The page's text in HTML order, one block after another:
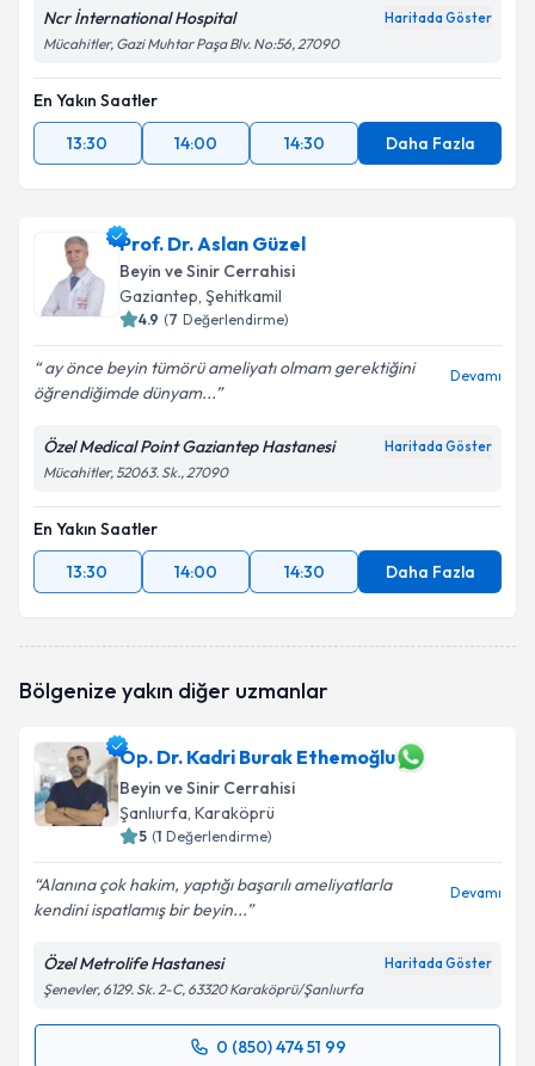
Ncr İnternational Hospital Haritada Göster
Mücahitler, Gazi Muhtar Paşa Blv. No:56, 27090
En Yakın Saatler
13:30
14:00 14:30 Daha Fazla
Prof. Dr. Aslan Güzel
Beyin ve Sinir Cerrahisi
Gaziantep, Şehitkamil
4.9 (7 Değerlendirme)
ay önce beyin tümörü ameliyatı olmam gerektiğini
öğrendiğimde dünyam...
Devamı
Özel Medical Point Gaziantep Hastanesi Haritada Göster
Mücahitler, 52063. Sk., 27090
En Yakın Saatler
13:30
14:00 14:30 Daha Fazla
Bölgenize yakın diğer uzmanlar
Op. Dr. Kadri Burak Ethemoğlu
Beyin ve Sinir Cerrahisi
Şanlıurfa, Karaköprü
5 (1 Değerlendirme)
Alanına çok hakim, yaptığı başarılı ameliyatlarla
kendini ispatlamış bir beyin...
Devamı
Özel Metrolife Hastanesi Haritada Göster
Şenevler, 6129. Sk. 2-C, 63320 Karaköprü/Şanlıurfa
0 (850) 474 51 99
Randevu Takvimi Talebi